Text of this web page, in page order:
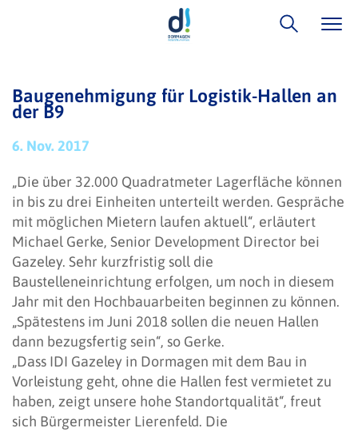
Baugenehmigung für Logistik-Hallen an
der B9
6. Nov. 2017
„Die über 32.000 Quadratmeter Lagerfläche können
in bis zu drei Einheiten unterteilt werden. Gespräche
mit möglichen Mietern laufen aktuell“, erläutert
Michael Gerke, Senior Development Director bei
Gazeley. Sehr kurzfristig soll die
Baustelleneinrichtung erfolgen, um noch in diesem
Jahr mit den Hochbauarbeiten beginnen zu können.
„Spätestens im Juni 2018 sollen die neuen Hallen
dann bezugsfertig sein“, so Gerke.
„Dass IDI Gazeley in Dormagen mit dem Bau in
Vorleistung geht, ohne die Hallen fest vermietet zu
haben, zeigt unsere hohe Standortqualität“, freut
sich Bürgermeister Lierenfeld. Die